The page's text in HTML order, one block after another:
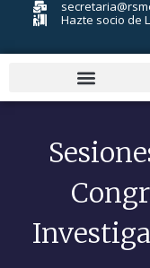
Hazte socio de